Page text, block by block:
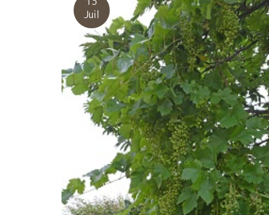
も、日本にもない考え方、捉え方のちがいを可能な限
り、お互いに理解を深めた。 ラモンさんのお蔭で最高
一期一会をグラナダで過ごさせて頂いた。感謝！！ 大
に有意義な一日だった。
Juil